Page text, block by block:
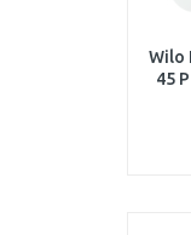
Wilo
45